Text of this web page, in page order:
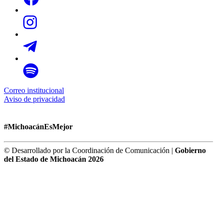
Correo institucional
Aviso de privacidad
#MichoacánEsMejor
© Desarrollado por la Coordinación de Comunicación | Gobierno
del Estado de Michoacán 2026